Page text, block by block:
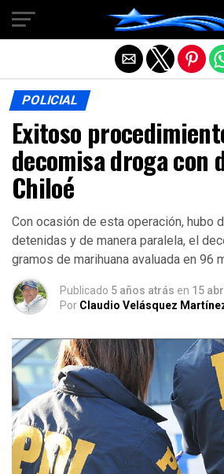
POLICIAL
Exitoso
decomisa droga con
Chiloé
Con ocasión de esta operación, hubo
detenidas y de manera paralela, el
gramos de marihuana avaluada en 96
Publicado 5 años atrás en 15
Por Claudio Velásquez
Salir de la versión